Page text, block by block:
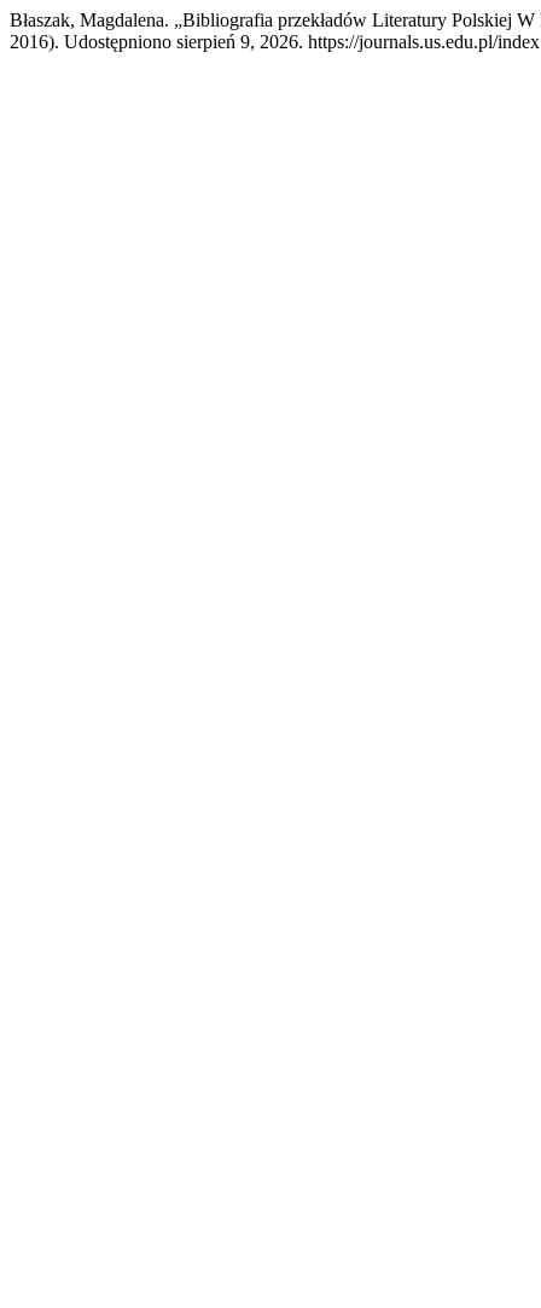
Błaszak, Magdalena. „Bibliografia przekładów Literatury Polskiej
2016). Udostępniono sierpień 9, 2026. https://journals.us.edu.pl/